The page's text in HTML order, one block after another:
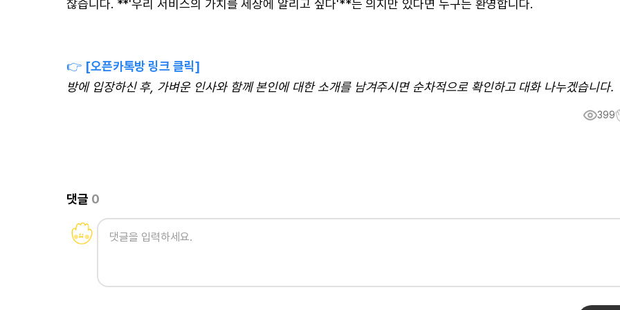
찮습니다. **'우리 서비스의 가치를 세상에 알리고 싶다'**는 의지만 있다면 누구든 환영합니다.
👉 [오픈카톡방 링크 클릭]
방에 입장하신 후, 가벼운 인사와 함께 본인에 대한 소개를 남겨주시면 순차적으로 확인하고 대화 나누겠습니다.
399
댓글 0